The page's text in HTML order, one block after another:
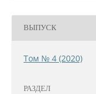
ВЫПУСК
Том № 4 (2020)
РАЗДЕЛ